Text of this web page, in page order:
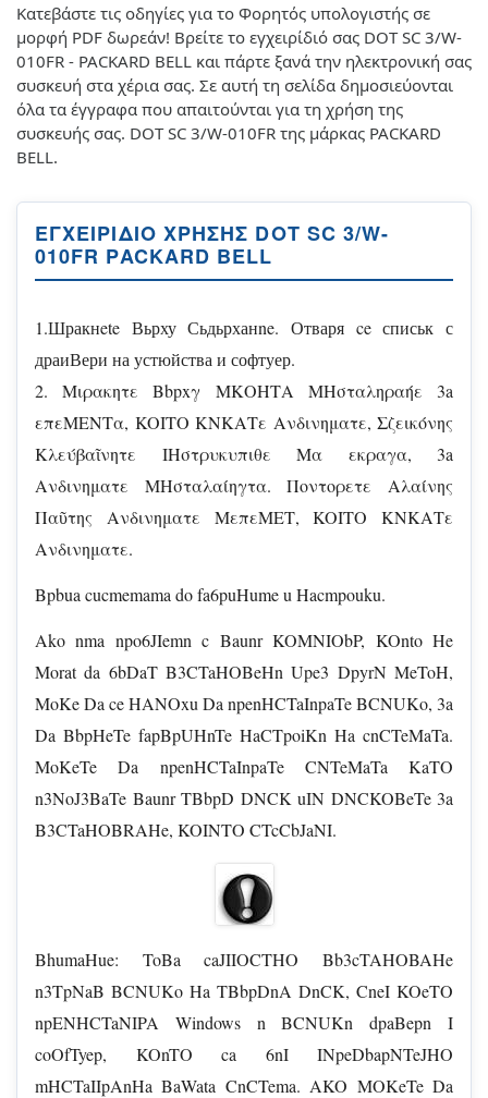
Κατεβάστε τις οδηγίες για το Φορητός υπολογιστής σε
μορφή PDF δωρεάν! Βρείτε το εγχειρίδιό σας DOT SC 3/W-
010FR - PACKARD BELL και πάρτε ξανά την ηλεκτρονική σας
συσκευή στα χέρια σας. Σε αυτή τη σελίδα δημοσιεύονται
όλα τα έγγραφα που απαιτούνται για τη χρήση της
συσκευής σας. DOT SC 3/W-010FR της μάρκας PACKARD
BELL.
ΕΓΧΕΙΡΊΔΙΟ ΧΡΉΣΗΣ DOT SC 3/W-
010FR PACKARD BELL
1.Шракнete Вьрху Сьдьрханne. Отваря ce списьк с
драиВери на устюйства и софтуер.
2. Μιρακητε Bbpxγ ΜΚΟΗΤΑ ΜΗσταληραήε 3a
επεΜΕΝΤα, KOΙΤΟ ΚΝΚΑΤε Ανδινηματε, Σζεικόνης
Κλεύβαῖνητε ΙΗστρυκυπιθε Μα εκραγα, 3a
Ανδινηματε ΜΗσταλαίηγτα. Ποντορετε Αλαίνης
Παῦτης Ανδινηματε ΜεπεΜΕΤ, KOΙΤΟ ΚΝΚΑΤε
Ανδινηματε.
Bpbua cucmemama do fa6puHume u Hacmpouku.
Ako nma npo6JIemn c Baunr KOMNIObP, KOnto He
Morat da 6bDaT B3CTaHOBeHn Upe3 DpyrN MeToH,
MoKe Da ce HANOxu Da npenHCTaInpaTe BCNUKo, 3a
Da BbpHeTe fapBpUHnTe HaCTpoiKn Ha cnCTeMaTa.
MoKeTe Da npenHCTaInpaTe CNTeMaTa KaTO
n3NoJ3BaTe Baunr TBbpD DNCK uIN DNCKOBeTe 3a
B3CTaHOBRAHe, KOINTO CTcCbJaNI.
BhumaHue: ToBa caJIIOCTHO Bb3cTAHOBAHe
n3TpNaB BCNUKo Ha TBbpDnA DnCK, CneI KOeTO
npENHCTaNIPA Windows n BCNUKn dpaBepn I
coOfTyep, KOnTO ca 6nI INpeDbapNTeJHO
mHCTaIIpAnHa BaWata CnCTema. AKO MOKeTe Da